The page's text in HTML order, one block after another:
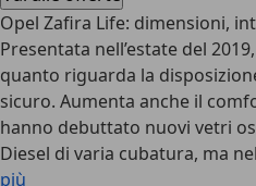
Opel Zafira Life: dimensioni,
Presentata nell’estate del
quanto riguarda la
sicuro. Aumenta anche il
hanno debuttato nuovi vetri
Diesel di varia cubatura, ma
più